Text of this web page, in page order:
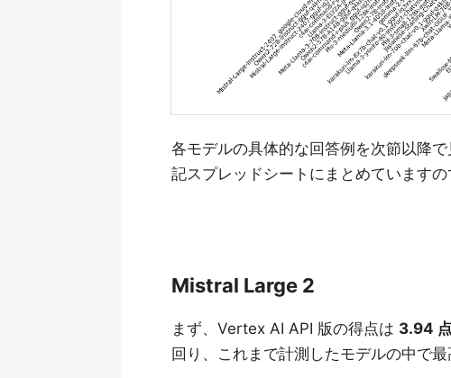
各モデルの具体的な回答例を次節以降
記スプレッドシートにまとめていますの
Mistral Large 2
まず、Vertex AI API 版の得点は 3.94 点
回り、これまで計測したモデルの中で最